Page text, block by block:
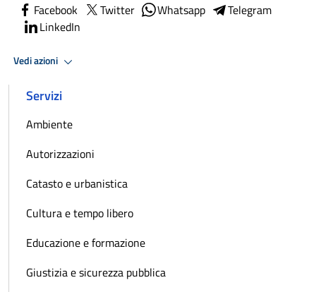
Facebook Twitter Whatsapp
Telegram
LinkedIn
Vedi azioni
Servizi
Ambiente
Autorizzazioni
Catasto e urbanistica
Cultura e tempo libero
Educazione e formazione
Giustizia e sicurezza pubblica